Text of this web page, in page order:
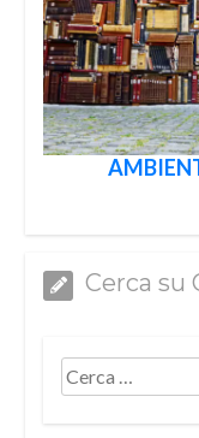
Cerca su